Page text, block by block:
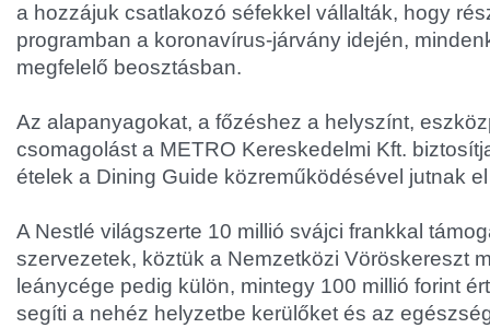
a hozzájuk csatlakozó séfekkel vállalták, hogy
programban a koronavírus-járvány idején,
megfelelő beosztásban.
Az alapanyagokat, a főzéshez a helyszínt,
csomagolást a METRO Kereskedelmi Kft.
ételek a Dining Guide közreműködésével jutnak
A Nestlé világszerte 10 millió svájci frankkal
szervezetek, köztük a Nemzetközi Vöröskereszt
leánycége pedig külön, mintegy 100 millió forint
segíti a nehéz helyzetbe kerülőket és az